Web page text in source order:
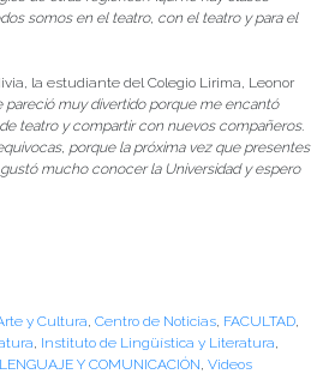
somos en el teatro, con el teatro y para el
la estudiante del Colegio Lirima, Leonor
pareció muy divertido porque me encantó
teatro y compartir con nuevos compañeros.
porque la próxima vez que presentes
mucho conocer la Universidad y espero
y Cultura, Centro de Noticias, FACULTAD,
, Instituto de Lingüística y Literatura,
Y COMUNICACIÓN, Videos